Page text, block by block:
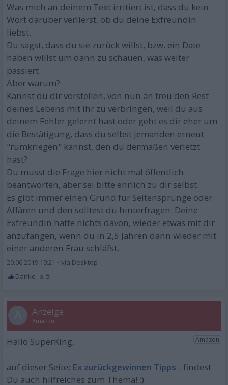
Was mich an deinem Text irritiert ist, dass du kein
Wort darüber verlierst, ob du deine Exfreundin
liebst.
Du sagst, dass du sie zurück willst, bzw. ein Date
haben willst um dann zu schauen, was weiter
passiert.
Aber warum?
Kannst du dir vorstellen, von nun an treu den Rest
deines Lebens mit ihr zu verbringen, weil du aus
deinem Fehler gelernt hast oder geht es dir eher um
die Bestätigung, dass du selbst jemanden erneut
"rumkriegen" kannst, den du dermaßen verletzt
hast?
Du musst die Frage hier nicht mal öffentlich
beantworten, aber sei bitte ehrlich zu dir selbst.
Es gibt immer einen Grund für Seitensprünge oder
Affären und den solltest du hinterfragen. Deine
Exfreundin hätte nichts davon, wieder etwas mit dir
anzufangen, wenn du in 2,5 Jahren dann wieder mit
einer anderen Frau schläfst.
20.06.2019 19:21 •
x 5
Ex zurückgewinnen Tipps